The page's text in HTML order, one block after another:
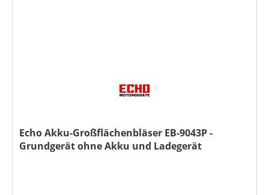
Echo Akku-Großflächenbläser EB-9043P -
Grundgerät ohne Akku und Ladegerät